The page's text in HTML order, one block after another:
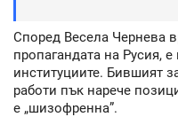
Според Весела Чернева
пропагандата на Русия,
институциите. Бившият
работи пък нарече
е „шизофренна”.